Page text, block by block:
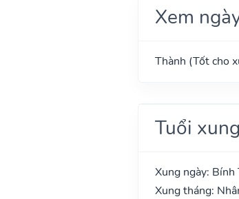
Xem
Thành (Tốt cho
Tuổi
Xung ngày: Bính
Xung tháng: